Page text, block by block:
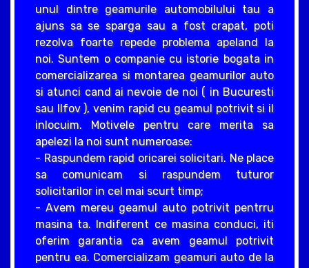
unul dintre geamurile automobilului tau a
ajuns sa se sparga sau a fost crapat, poti
rezolva foarte repede problema apeland la
noi. Suntem o companie cu istorie bogata in
comercializarea si montarea geamurilor auto
si atunci cand ai nevoie de noi ( in Bucuresti
sau Ilfov ), venim rapid cu geamul potrivit si il
inlocuim. Motivele pentru care merita sa
apelezi la noi sunt numeroase:
- Raspundem rapid oricarei solicitari. Ne place
sa comunicam si raspundem tuturor
solicitarilor in cel mai scurt timp;
- Avem mereu geamul auto potrivit pentrru
masina ta. Indiferent ce masina conduci, iti
oferim garantia ca avem geamul potrivit
pentru ea. Comercializam geamuri auto de la